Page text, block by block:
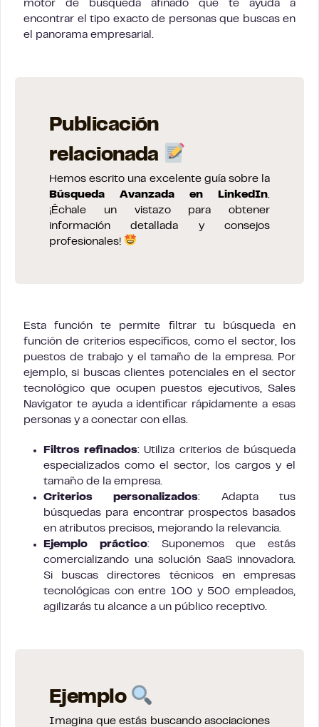
motor de búsqueda afinado que te ayuda a
encontrar el tipo exacto de personas que buscas en
el panorama empresarial.
Publicación
relacionada
Hemos escrito una excelente guía sobre la
Búsqueda Avanzada en LinkedIn.
¡Échale un vistazo para obtener
información detallada y consejos
profesionales!
Esta función te permite filtrar tu búsqueda en
función de criterios específicos, como el sector, los
puestos de trabajo y el tamaño de la empresa. Por
ejemplo, si buscas clientes potenciales en el sector
tecnológico que ocupen puestos ejecutivos, Sales
Navigator te ayuda a identificar rápidamente a esas
personas y a conectar con ellas.
Filtros refinados: Utiliza criterios de búsqueda
especializados como el sector, los cargos y el
tamaño de la empresa.
Criterios
personalizados: Adapta tus
búsquedas para encontrar prospectos basados
en atributos precisos, mejorando la relevancia.
Ejemplo práctico: Suponemos que estás
comercializando una solución SaaS innovadora.
Si buscas directores técnicos en empresas
tecnológicas con entre 100 y 500 empleados,
agilizarás tu alcance a un público receptivo.
Ejemplo
Imagina que estás buscando asociaciones